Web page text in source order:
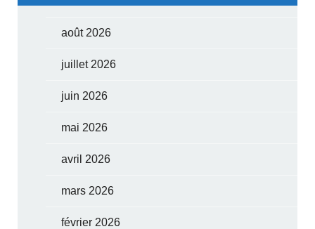
août 2026
juillet 2026
juin 2026
mai 2026
avril 2026
mars 2026
février 2026